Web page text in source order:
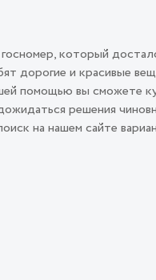
который
дорогие и красивые
помощью вы сможете
решения
на нашем сайте